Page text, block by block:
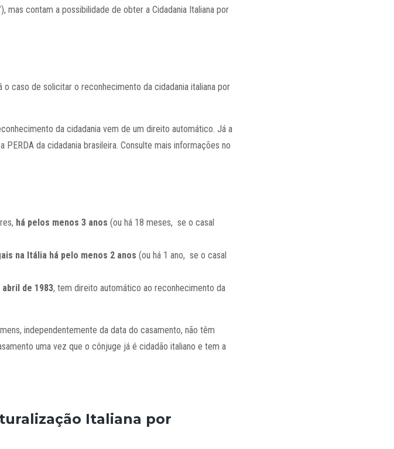
, mas contam a possibilidade de obter a Cidadania Italiana por
caso de solicitar o reconhecimento da cidadania italiana por
da cidadania vem de um direito automático. Já a
da cidadania brasileira. Consulte mais informações no
há pelos menos 3 anos (ou há 18 meses, se o casal
na Itália há pelo menos 2 anos (ou há 1 ano, se o casal
de 1983, tem direito automático ao reconhecimento da
independentemente da data do casamento, não têm
uma vez que o cônjuge já é cidadão italiano e tem a
Italiana por